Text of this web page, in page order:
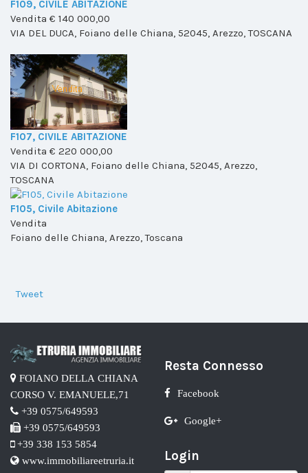
F109, CIVILE ABITAZIONE
Vendita € 140 000,00
VIA DEL DUCA, Foiano delle Chiana, 52045, Arezzo, TOSCANA
F107, CIVILE ABITAZIONE
Vendita € 220 000,00
VIA DI CORTONA, Foiano delle Chiana, 52045, Arezzo,
TOSCANA
F105, Civile Abitazione
Vendita
Foiano delle Chiana, Arezzo, Toscana
Tweet
FOIANO DELLA CHIANA
CORSO V. EMANUELE,71
+39 0575/649593
+39 0575/649593
+39 338 153 5854
www.immobiliareetruria.it
Resta Connesso
Facebook
Google+
Login